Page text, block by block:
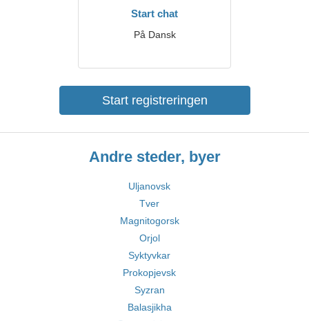
Start chat
På Dansk
Start registreringen
Andre steder, byer
Uljanovsk
Tver
Magnitogorsk
Orjol
Syktyvkar
Prokopjevsk
Syzran
Balasjikha